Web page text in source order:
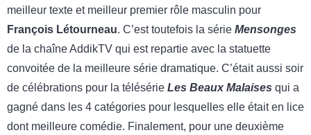
meilleur texte et meilleur premier rôle masculin pour
François Létourneau. C’est toutefois la série Mensonges
de la chaîne AddikTV qui est repartie avec la statuette
convoitée de la meilleure série dramatique. C’était aussi soir
de célébrations pour la télésérie Les Beaux Malaises qui a
gagné dans les 4 catégories pour lesquelles elle était en lice
dont meilleure comédie. Finalement, pour une deuxième